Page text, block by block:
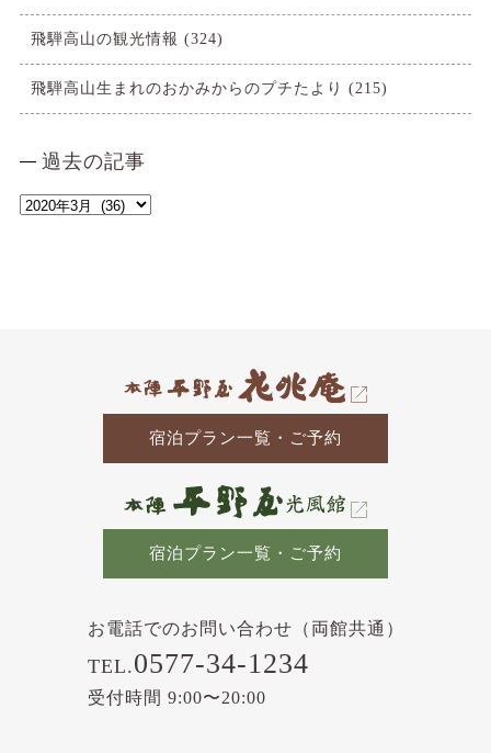
飛騨高山の観光情報 (324)
飛騨高山生まれのおかみからのプチたより (215)
過去の記事
過
宿泊プラン一覧・ご予約
宿泊プラン一覧・ご予約
お電話でのお問い合わせ（両館共通）
TEL.0577-34-1234
受付時間 9:00〜20:00